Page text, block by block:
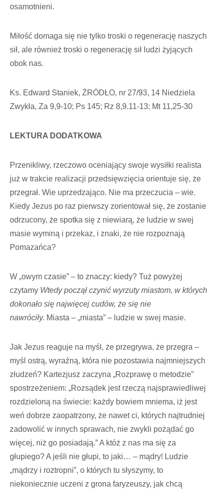
osamotnieni.
Miłość domaga się nie tylko troski o regenerację naszych
sił, ale również troski o regenerację sił ludzi żyjących
obok nas.
Ks. Edward Staniek, ŹRÓDŁO, nr 27/93, 14 Niedziela
Zwykła, Za 9,9-10; Ps 145; Rz 8,9.11-13; Mt 11,25-30
LEKTURA DODATKOWA
Przenikliwy, rzeczowo oceniający swoje wysiłki realista
już w trakcie realizacji przedsięwzięcia orientuje się, że
przegrał. Wie uprzedzająco. Nie ma przeczucia – wie.
Kiedy Jezus po raz pierwszy zorientował się, że zostanie
odrzucony, że spotka się z niewiarą, że ludzie w swej
masie wyminą i przekaz, i znaki, że nie rozpoznają
Pomazańca?
W „owym czasie” – to znaczy: kiedy? Tuż powyżej
czytamy Wtedy począł czynić wyrzuty miastom, w których
dokonało się najwięcej cudów, że się nie
nawróciły. Miasta – „miasta” – ludzie w swej masie.
Jak Jezus reaguje na myśl, że przegrywa, że przegra –
myśl ostrą, wyraźną, która nie pozostawia najmniejszych
złudzeń? Kartezjusz zaczyna „Rozprawę o metodzie”
spostrzeżeniem: „Rozsądek jest rzeczą najsprawiedliwej
rozdzieloną na świecie: każdy bowiem mniema, iż jest
weń dobrze zaopatrzony, że nawet ci, których najtrudniej
zadowolić w innych sprawach, nie zwykli pożądać go
więcej, niż go posiadają.” A któż z nas ma się za
głupiego? A jeśli nie głupi, to jaki… – mądry! Ludzie
„mądrzy i roztropni”, o których tu słyszymy, to
niekoniecznie uczeni z grona faryzeuszy, jak chcą